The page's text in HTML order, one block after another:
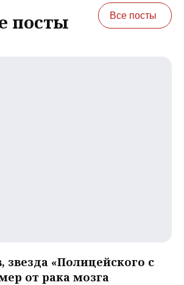
посты Все посты
звезда «Полицейского с
от рака мозга